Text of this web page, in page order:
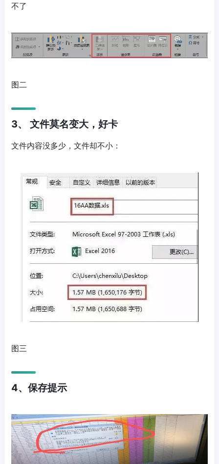
不了
图二
3、 文件莫名变大，好卡
文件内容没多少，文件却不小：
图三
4、保存提示